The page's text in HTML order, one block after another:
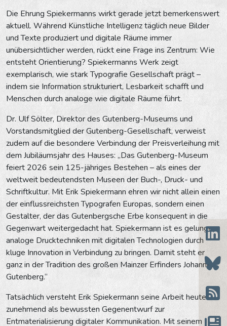
Die Ehrung Spiekermanns wirkt gerade jetzt bemerkenswert
aktuell. Während Künstliche Intelligenz täglich neue Bilder
und Texte produziert und digitale Räume immer
unübersichtlicher werden, rückt eine Frage ins Zentrum: Wie
entsteht Orientierung? Spiekermanns Werk zeigt
exemplarisch, wie stark Typografie Gesellschaft prägt –
indem sie Information strukturiert, Lesbarkeit schafft und
Menschen durch analoge wie digitale Räume führt.
Dr. Ulf Sölter, Direktor des Gutenberg-Museums und
Vorstandsmitglied der Gutenberg-Gesellschaft, verweist
zudem auf die besondere Verbindung der Preisverleihung mit
dem Jubiläumsjahr des Hauses: „Das Gutenberg-Museum
feiert 2026 sein 125-jähriges Bestehen – als eines der
weltweit bedeutendsten Museen der Buch-, Druck- und
Schriftkultur. Mit Erik Spiekermann ehren wir nicht allein einen
der einflussreichsten Typografen Europas, sondern einen
Gestalter, der das Gutenbergsche Erbe konsequent in die
Gegenwart weitergedacht hat. Spiekermann ist es gelungen,
analoge Drucktechniken mit digitalen Technologien durch
kluge Innovation in Verbindung zu bringen. Damit steht er
ganz in der Tradition des großen Mainzer Erfinders Johannes
Gutenberg.“
Tatsächlich versteht Erik Spiekermann seine Arbeit heute
zunehmend als bewussten Gegenentwurf zur
Entmaterialisierung digitaler Kommunikation. Mit seinem